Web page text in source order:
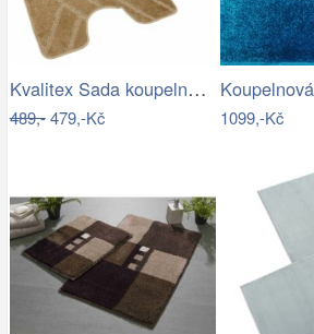
Kvalitex Sada koupelnových předložek…
489,-479,-Kč 1099,-Kč